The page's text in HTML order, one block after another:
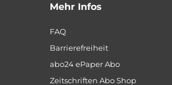
Mehr Infos
FAQ
Barrierefreiheit
abo24 ePaper Abo
Zeitschriften Abo Shop